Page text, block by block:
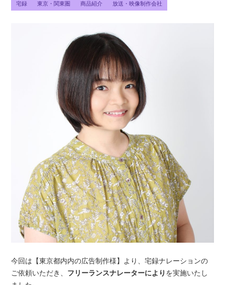
宅録 東京・関東圏 商品紹介 放送・映像制作会社
今回は【東京都内内の広告制作様】より、宅録ナレーションの
ご依頼いただき、 フリーランスナレーターにより を実施いたし